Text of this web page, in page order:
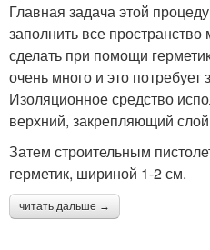
Главная задача этой
заполнить все
сделать при помощи
очень много и это потребует
Изоляционное средство
верхний, закрепляющий
Затем строительным
герметик, шириной 1-2 см.
читать дальше →